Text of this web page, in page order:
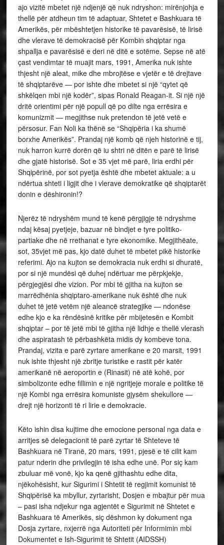
ajo vizitë mbetet një ndjenjë që nuk ndryshon: mirënjohja e
thellë për atdheun tim të adaptuar, Shtetet e Bashkuara të
Amerikës, për mbështetjen historike të pavarësisë, të lirisë
dhe vlerave të demokracisë për Kombin shqiptar nga
shpallja e pavarësisë e deri në ditë e sotëme. Sepse në atë
çast vendimtar të muajit mars, 1991, Amerika nuk ishte
thjesht një aleat, mike dhe mbrojtëse e vjetër e të drejtave
të shqiptarëve — por ishte dhe mbetet si një “qytet që
shkëlqen mbi një kodër”, sipas Ronald Reagan-it. Si një një
dritë orientimi për një popull që po dilte nga errësira e
komunizmit — megjithse nuk pretendon të jetë vetë e
përsosur. Fan Noli ka thënë se “Shqipëria i ka shumë
borxhe Amerikës”. Prandaj një komb që njeh historinë e tij,
nuk harron kurrë dorën që iu shtri në ditën e parë të lirisë
dhe gjatë historisë. Sot e 35 vjet më parë, liria erdhi për
Shqipërinë, por sot pyetja është dhe mbetet aktuale: a u
ndërtua shteti i ligjit dhe i vlerave demokratike që shqiptarët
donin e dëshironin!?
Njerëz të ndryshëm mund të kenë përgjigje të ndryshme
ndaj kësaj pyetjeje, bazuar në bindjet e tyre politiko-
partiake dhe në rrethanat e tyre ekonomike. Megjithëate,
sot, 35vjet më pas, kjo datë duhet të mbetet pikë historike
referimi. Ajo na kujton se demokracia nuk erdhi si dhuratë,
por si një mundësi që duhej ndërtuar me përpkjekje,
përgjegjësi dhe vizion. Por mbi të gjitha na kujton se
marrëdhënia shqiptaro-amerikane nuk është dhe nuk
duhet të jetë vetëm një aleancë strategjike — ndonëse
edhe kjo e ka rëndësinë kritike për mbijetesën e Kombit
shqiptar – por të jetë mbi të gjitha një lidhje e thellë vlerash
dhe aspiratash të përbashkëta midis dy kombeve tona.
Prandaj, vizita e parë zyrtare amerikane e 20 marsit, 1991
nuk ishte thjesht një zbritje turistike e rastit për katër
amerikanë në aeroportin e (Rinasit) në atë kohë, por
simbolizonte edhe fillimin e një ngritjeje morale e politike të
një Kombi nga errësira komuniste gjysëm shekullore —
drejt një horizonti të ri lirie e demokracie.
Këto ishin disa kujtime dhe emocione personal nga data e
arritjes së delegacionit të parë zyrtar të Shteteve të
Bashkuara në Tiranë, 20 mars, 1991, pjesë e të cilit kam
patur nderin dhe privilegjin të isha edhe unë. Por siç kam
zbuluar më vonë, kjo ka qenë gjithashtu edhe dita,
njëkohësisht, kur Sigurimi i Shtetit të regjimit komunist të
Shqipërisë ka mbyllur, zyrtarisht, Dosjen e mbajtur për mua
– pasi isha ndjekur nga agjentët e Sigurimit në Shtetet e
Bashkuara të Amerikës, siç dëshmon ky dokument nga
Dosja zyrtare, nxjerrë nga Autoriteti për Informimin mbi
Dokumentet e Ish-Sigurimit të Shtetit (AIDSSH)